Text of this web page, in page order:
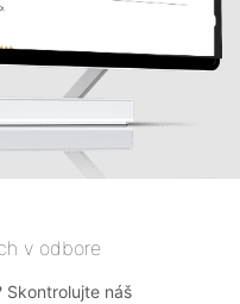
v odbore
Skontrolujte náš